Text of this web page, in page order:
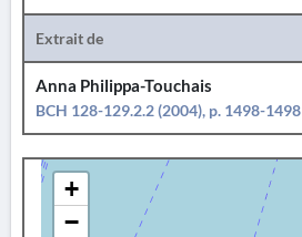
Extrait de
Anna Philippa-Touchais
BCH 128-129.2.2 (2004), p. 1498-1498
+
−